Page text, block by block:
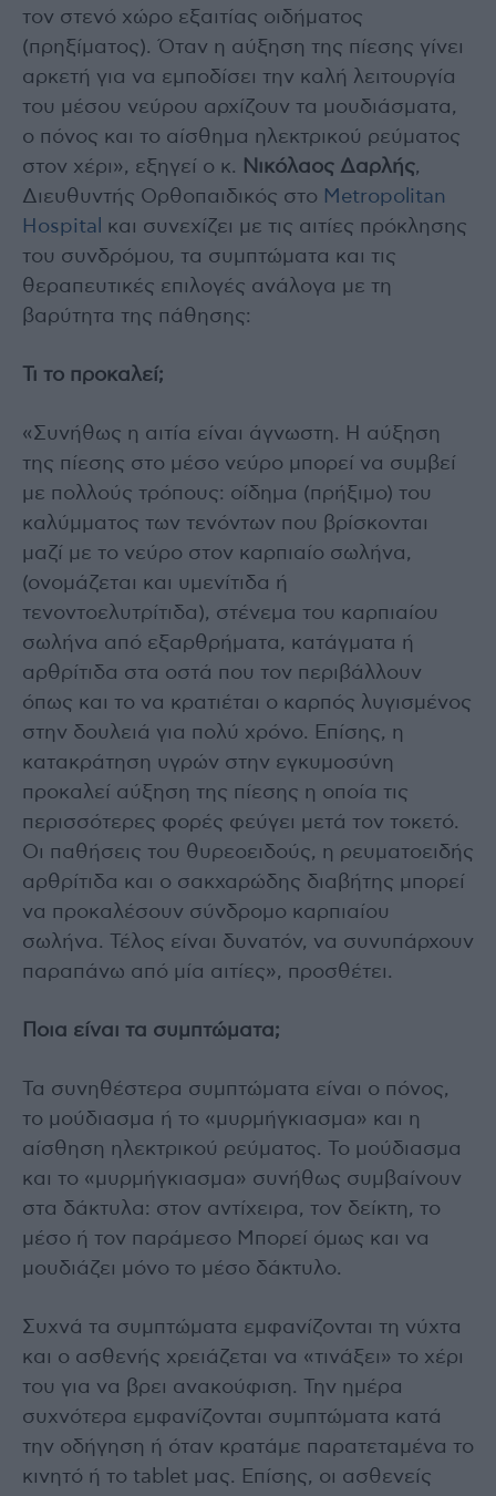
τον στενό χώρο εξαιτίας οιδήματος
(πρηξίματος). Όταν η αύξηση της πίεσης γίνει
αρκετή για να εμποδίσει την καλή λειτουργία
του μέσου νεύρου αρχίζουν τα μουδιάσματα,
ο πόνος και το αίσθημα ηλεκτρικού ρεύματος
στον χέρι», εξηγεί ο κ.
Νικόλαος Δαρλής,
Διευθυντής Ορθοπαιδικός στο Metropolitan
Hospital
και συνεχίζει με τις αιτίες πρόκλησης
του συνδρόμου, τα συμπτώματα και τις
θεραπευτικές επιλογές ανάλογα με τη
βαρύτητα της πάθησης:
Τι το προκαλεί;
«Συνήθως η αιτία είναι άγνωστη. Η αύξηση
της πίεσης στο μέσο νεύρο μπορεί να συμβεί
με πολλούς τρόπους: οίδημα (πρήξιμο) του
καλύμματος των τενόντων που βρίσκονται
μαζί με το νεύρο στον καρπιαίο σωλήνα,
(ονομάζεται και υμενίτιδα ή
τενοντοελυτρίτιδα), στένεμα του καρπιαίου
σωλήνα από εξαρθρήματα, κατάγματα ή
αρθρίτιδα στα οστά που τον περιβάλλουν
όπως και το να κρατιέται ο καρπός λυγισμένος
στην δουλειά για πολύ χρόνο. Επίσης, η
κατακράτηση υγρών στην εγκυμοσύνη
προκαλεί αύξηση της πίεσης η οποία τις
περισσότερες φορές φεύγει μετά τον τοκετό.
Οι παθήσεις του θυρεοειδούς, η ρευματοειδής
αρθρίτιδα και ο σακχαρώδης διαβήτης μπορεί
να προκαλέσουν σύνδρομο καρπιαίου
σωλήνα. Τέλος είναι δυνατόν, να συνυπάρχουν
παραπάνω από μία αιτίες», προσθέτει.
Ποια είναι τα συμπτώματα;
Τα συνηθέστερα συμπτώματα είναι ο πόνος,
το μούδιασμα ή το «μυρμήγκιασμα» και η
αίσθηση ηλεκτρικού ρεύματος. Το μούδιασμα
και το «μυρμήγκιασμα» συνήθως συμβαίνουν
στα δάκτυλα: στον αντίχειρα, τον δείκτη, το
μέσο ή τον παράμεσο Μπορεί όμως και να
μουδιάζει μόνο το μέσο δάκτυλο.
Συχνά τα συμπτώματα εμφανίζονται τη νύχτα
και ο ασθενής χρειάζεται να «τινάξει» το χέρι
του για να βρει ανακούφιση. Την ημέρα
συχνότερα εμφανίζονται συμπτώματα κατά
την οδήγηση ή όταν κρατάμε παρατεταμένα το
κινητό ή το tablet μας. Επίσης, οι ασθενείς